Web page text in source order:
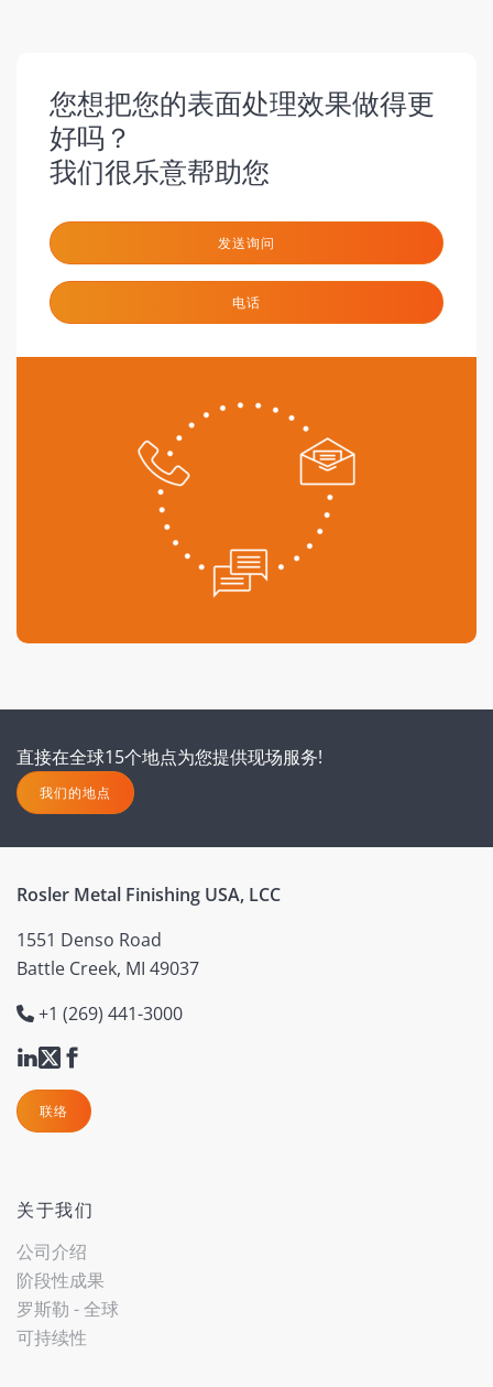
您想把您的表面处理效果做得更
好吗？
我们很乐意帮助您
发送询问
电话
直接在全球15个地点为您提供现场服务!
我们的地点
Rosler Metal Finishing USA, LCC
1551 Denso Road
Battle Creek, MI 49037
+1 (269) 441-3000
联络
关于我们
公司介绍
阶段性成果
罗斯勒 - 全球
可持续性